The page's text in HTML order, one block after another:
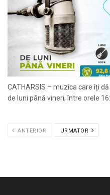
CATHARSIS – muzica care îți
de luni până vineri, între orele
ANTERIOR URMATOR